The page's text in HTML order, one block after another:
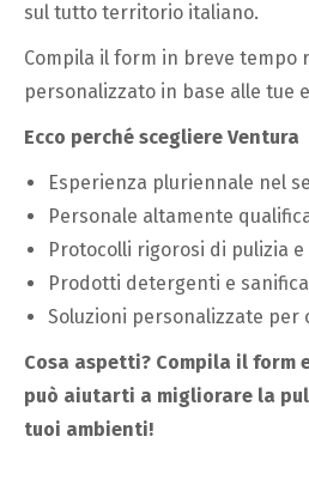
sul tutto territorio italiano.
Compila il form in breve tempo
personalizzato in base alle tue
Ecco perché scegliere Ventura
Esperienza pluriennale nel
Personale altamente
Protocolli rigorosi di pulizia
Prodotti detergenti e
Soluzioni personalizzate per
Cosa aspetti? Compila il form
può aiutarti a migliorare la
tuoi ambienti!